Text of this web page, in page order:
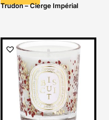
Trudon – Cierge Impérial